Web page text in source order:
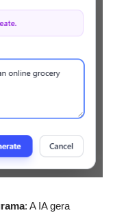
: A IA gera